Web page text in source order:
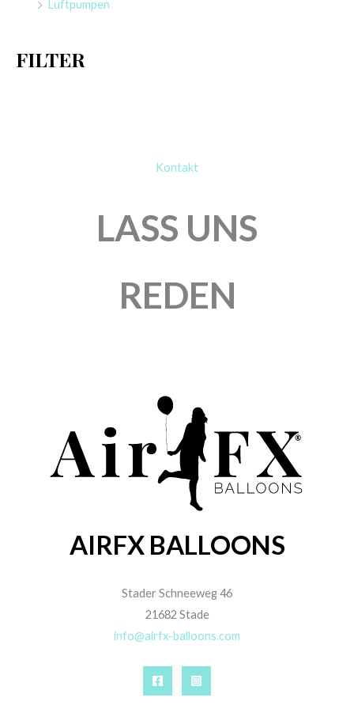
Luftpumpen
FILTER
Kontakt
LASS UNS
REDEN
AIRFX BALLOONS
Stader Schneeweg 46
21682 Stade
info@airfx-balloons.com